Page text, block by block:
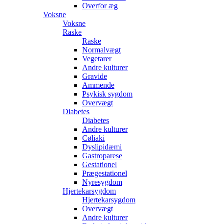
Overfor æg
Voksne
Voksne
Raske
Raske
Normalvægt
Vegetarer
Andre kulturer
Gravide
Ammende
Psykisk sygdom
Overvægt
Diabetes
Diabetes
Andre kulturer
Cøliaki
Dyslipidæmi
Gastroparese
Gestationel
Prægestationel
Nyresygdom
Hjertekarsygdom
Hjertekarsygdom
Overvægt
Andre kulturer